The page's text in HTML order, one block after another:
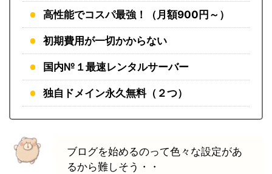
高性能でコスパ最強！（月額900円～）
初期費用が一切かからない
国内№１最速レンタルサーバー
独自ドメイン永久無料（２つ）
ブログを始めるのって色々な設定があ
るから難しそう・・